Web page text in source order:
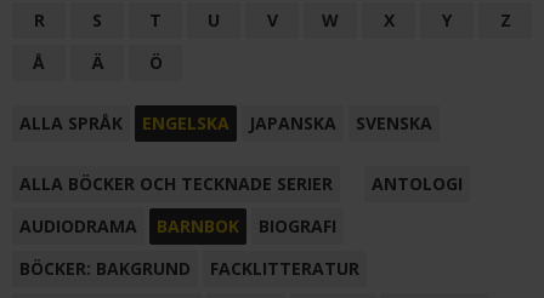
R
S T U V W X Y
Z
Å
Ä Ö
ALLA SPRÅK ENGELSKA JAPANSKA SVENSKA
ALLA BÖCKER OCH TECKNADE SERIER
ANTOLOGI
AUDIODRAMA
BARNBOK
BIOGRAFI
BÖCKER: BAKGRUND
FACKLITTERATUR